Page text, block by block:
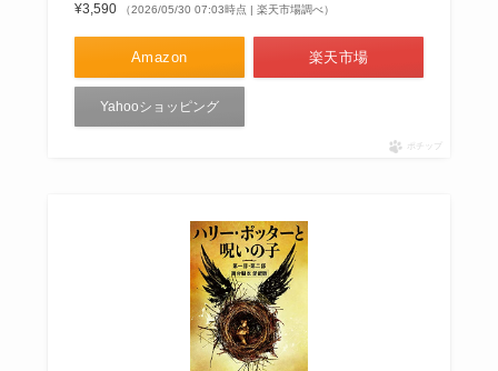
¥3,590
（2026/05/30 07:03時点 | 楽天市場調べ）
Amazon 楽天市場
Yahooショッピング
ポチップ